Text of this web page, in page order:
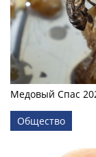
Медовый Спас
Общество